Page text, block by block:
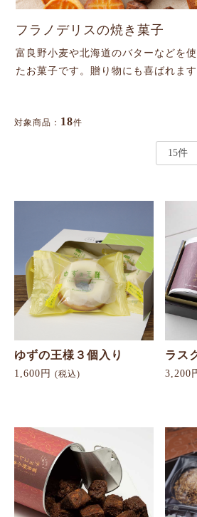
フラノデリスの焼き菓子
富良野小麦や北海道のバターなどを
たお菓子です。贈り物にも喜ばれます
対象商品： 18件
ゆずの王様３個入り
1,600円 (税込)
ラス
3,200